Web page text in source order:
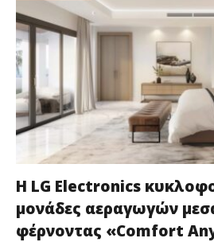
Η LG Electronics
μονάδες αεραγωγών
φέρνοντας «Comfort